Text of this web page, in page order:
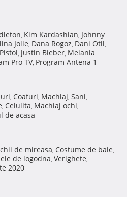
, Kim Kardashian, Johnny
Jolie, Dana Rogoz, Dani Otil,
, Justin Bieber, Melania
Pro TV, Program Antena 1
, Coafuri, Machiaj, Sani,
, Celulita, Machiaj ochi,
de acasa
de mireasa, Costume de baie,
de logodna, Verighete,
2020